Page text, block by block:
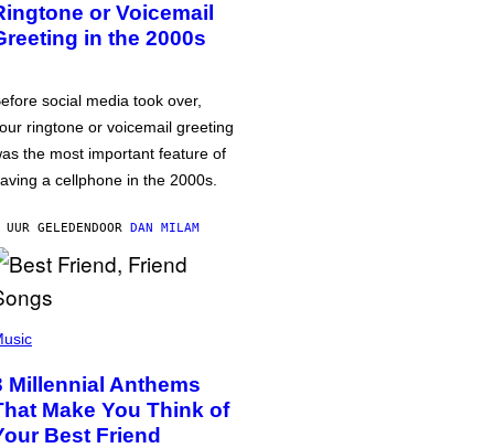
or Voicemail
in the 2000s
social media took over,
ringtone or voicemail greeting
the most important feature of
a cellphone in the 2000s.
GELEDENDOOR DAN MILAM
Millennial Anthems
Make You Think of
Best Friend